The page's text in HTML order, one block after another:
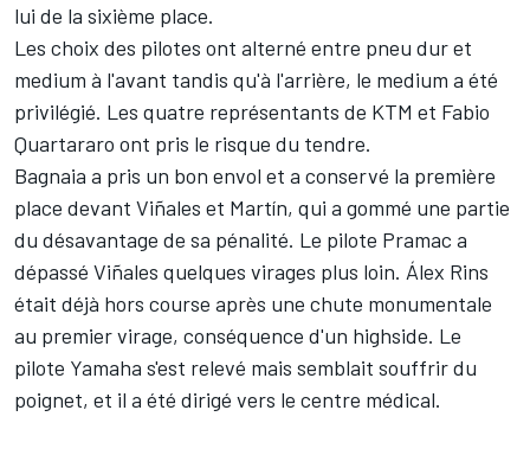
lui de la sixième place.
Les choix des pilotes ont alterné entre pneu dur et
medium à l'avant tandis qu'à l'arrière, le medium a été
privilégié. Les quatre représentants de KTM et Fabio
Quartararo ont pris le risque du tendre.
Bagnaia a pris un bon envol et a conservé la première
place devant Viñales et Martín, qui a gommé une partie
du désavantage de sa pénalité. Le pilote Pramac a
dépassé Viñales quelques virages plus loin. Álex Rins
était déjà hors course après une chute monumentale
au premier virage, conséquence d'un highside. Le
pilote Yamaha s'est relevé mais semblait souffrir du
poignet, et il a été dirigé vers le centre médical.